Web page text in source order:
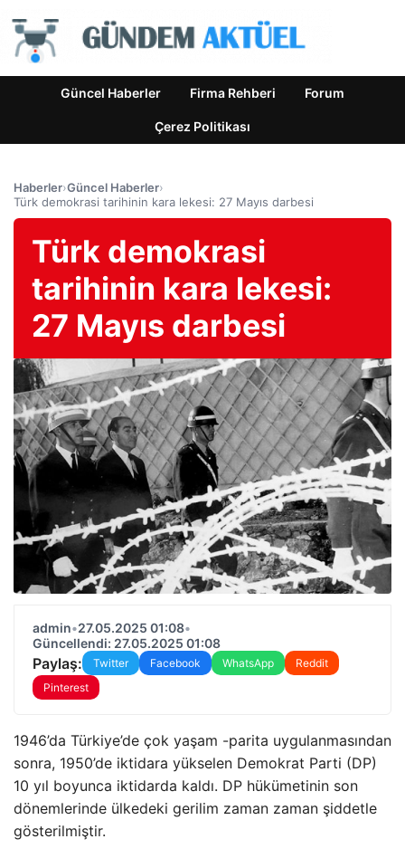
Güncel Haberler Firma Rehberi Forum
Çerez Politikası
Haberler›Güncel Haberler›
Türk demokrasi tarihinin kara lekesi: 27 Mayıs darbesi
Türk demokrasi
tarihinin kara lekesi:
27 Mayıs darbesi
admin•27.05.2025 01:08•
Güncellendi: 27.05.2025 01:08
Paylaş: Twitter Facebook WhatsApp
Reddit
Pinterest
1946’da Türkiye’de çok yaşam -parita uygulanmasından
sonra, 1950’de iktidara yükselen Demokrat Parti (DP)
10 yıl boyunca iktidarda kaldı. DP hükümetinin son
dönemlerinde ülkedeki gerilim zaman zaman şiddetle
gösterilmiştir.